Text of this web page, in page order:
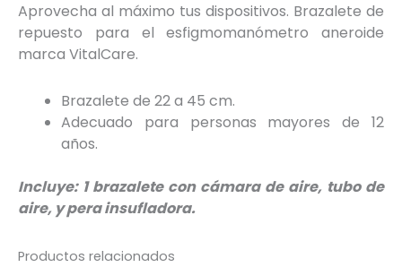
Aprovecha al máximo tus dispositivos. Brazalete de
repuesto para el esfigmomanómetro aneroide
marca VitalCare.
Brazalete de 22 a 45 cm.
Adecuado para personas mayores de 12
años.
Incluye: 1 brazalete con cámara de aire, tubo de
aire, y pera insufladora.
Productos relacionados